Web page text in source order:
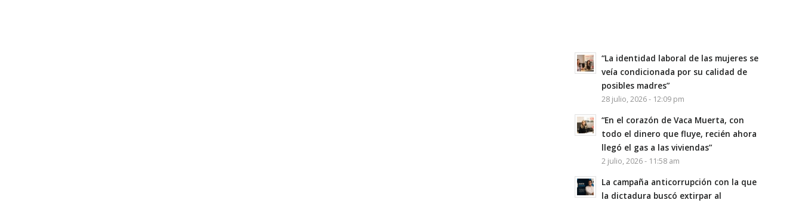
“La identidad laboral de las mujeres se
veía condicionada por su calidad de
posibles madres”
28 julio, 2026 - 12:09 pm
“En el corazón de Vaca Muerta, con
todo el dinero que fluye, recién ahora
llegó el gas a las viviendas”
2 julio, 2026 - 11:58 am
La campaña anticorrupción con la que
la dictadura buscó extirpar al